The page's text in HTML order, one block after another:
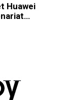
Huawei